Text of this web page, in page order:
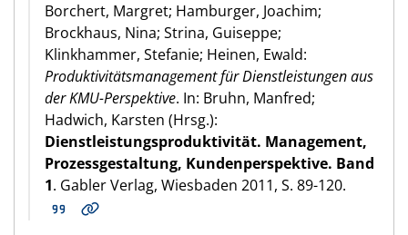
Borchert, Margret; Hamburger, Joachim;
Brockhaus, Nina; Strina, Guiseppe;
Klinkhammer, Stefanie; Heinen, Ewald:
Produktivitätsmanagement für Dienstleistungen aus
der KMU-Perspektive. In: Bruhn, Manfred;
Hadwich, Karsten (Hrsg.):
Dienstleistungsproduktivität. Management,
Prozessgestaltung, Kundenperspektive. Band
1. Gabler Verlag, Wiesbaden 2011, S. 89-120.